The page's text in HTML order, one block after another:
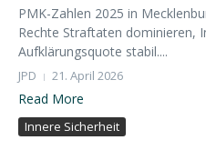
PMK-Zahlen 2025 in
Rechte Straftaten dominieren,
Aufklärungsquote stabil....
JPD 21. April 2026
Read More
Innere Sicherheit